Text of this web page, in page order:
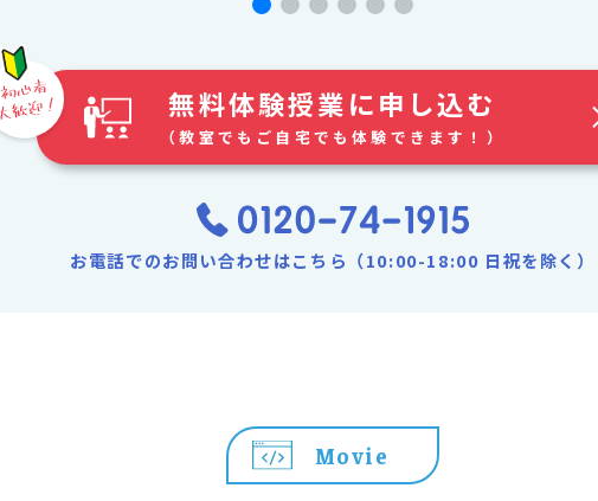
無料体験授業に申し込む
（教室でもご自宅でも体験できます！）
お電話でのお問い合わせはこちら（10:00-18:00 日祝を除く）
Movie